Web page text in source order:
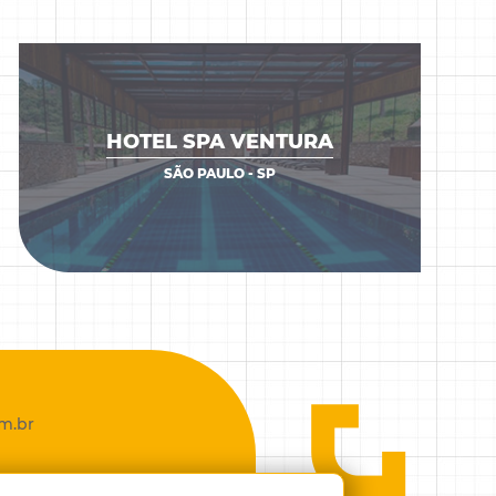
HOTEL SPA VENTURA
SÃO PAULO - SP
VER OBRA